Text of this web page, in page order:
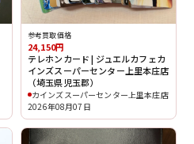
参考買取価格
24,150円
テレホンカード | ジュエルカフェカ
インズスーパーセンター上里本庄店
（埼玉県児玉郡）
カインズスーパーセンター上里本庄店
2026年08月07日